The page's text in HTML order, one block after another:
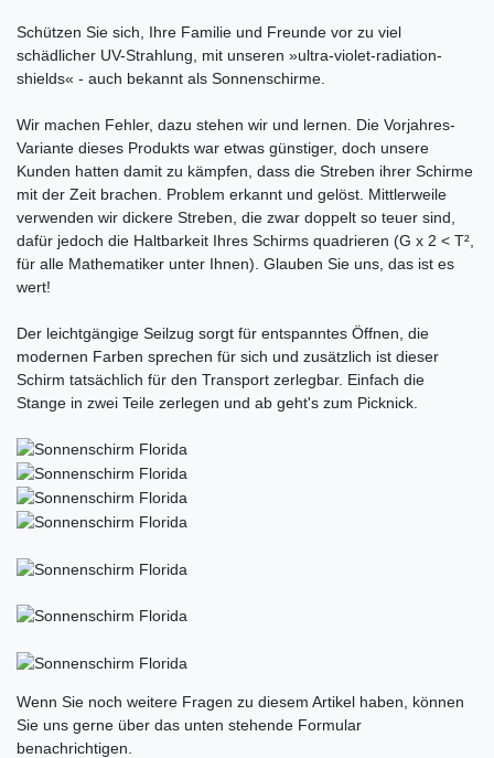
Schützen Sie sich, Ihre Familie und Freunde vor zu viel
schädlicher UV-Strahlung, mit unseren »ultra-violet-radiation-
shields« - auch bekannt als Sonnenschirme.
Wir machen Fehler, dazu stehen wir und lernen. Die Vorjahres-
Variante dieses Produkts war etwas günstiger, doch unsere
Kunden hatten damit zu kämpfen, dass die Streben ihrer Schirme
mit der Zeit brachen. Problem erkannt und gelöst. Mittlerweile
verwenden wir dickere Streben, die zwar doppelt so teuer sind,
dafür jedoch die Haltbarkeit Ihres Schirms quadrieren (G x 2 < T²,
für alle Mathematiker unter Ihnen). Glauben Sie uns, das ist es
wert!
Der leichtgängige Seilzug sorgt für entspanntes Öffnen, die
modernen Farben sprechen für sich und zusätzlich ist dieser
Schirm tatsächlich für den Transport zerlegbar. Einfach die
Stange in zwei Teile zerlegen und ab geht's zum Picknick.
Wenn Sie noch weitere Fragen zu diesem Artikel haben, können
Sie uns gerne über das unten stehende Formular
benachrichtigen.